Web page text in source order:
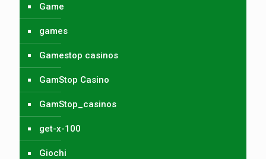
Game
games
Gamestop casinos
GamStop Casino
GamStop_casinos
get-x-100
Giochi